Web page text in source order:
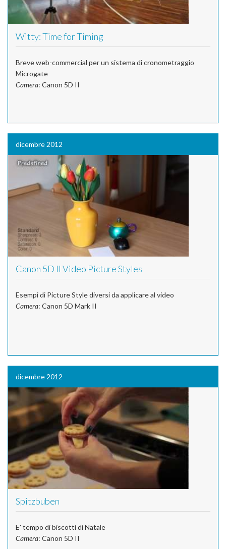
Witty: Time for Timing
Breve web-commercial per un sistema di cronometraggio
Microgate
Camera: Canon 5D II
dicembre 2012
Canon 5D II Video Picture Styles
Esempi di Picture Style diversi da applicare al video
Camera: Canon 5D Mark II
dicembre 2012
Spitzbuben
E' tempo di biscotti di Natale
Camera: Canon 5D II